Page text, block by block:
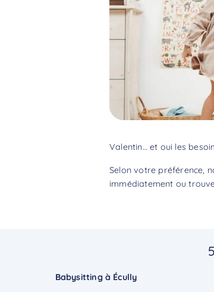
Valentin… et oui les
Selon votre préférence,
immédiatement ou
Babysitting à Écully